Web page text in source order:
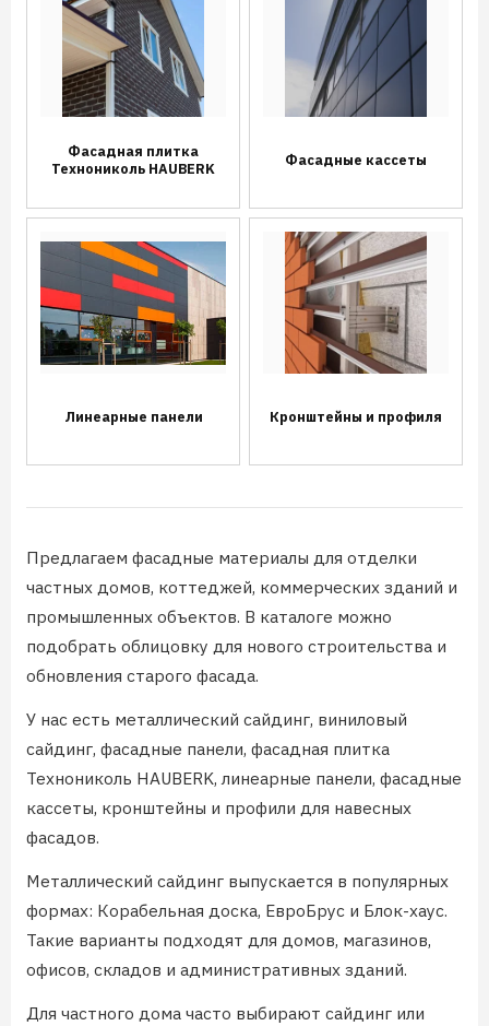
Фасадная плитка
Технониколь HAUBERK
Фасадные кассеты
Линеарные панели Кронштейны и профиля
Предлагаем фасадные материалы для отделки
частных домов, коттеджей, коммерческих зданий и
промышленных объектов. В каталоге можно
подобрать облицовку для нового строительства и
обновления старого фасада.
У нас есть металлический сайдинг, виниловый
сайдинг, фасадные панели, фасадная плитка
Технониколь HAUBERK, линеарные панели, фасадные
кассеты, кронштейны и профили для навесных
фасадов.
Металлический сайдинг выпускается в популярных
формах: Корабельная доска, ЕвроБрус и Блок-хаус.
Такие варианты подходят для домов, магазинов,
офисов, складов и административных зданий.
Для частного дома часто выбирают сайдинг или